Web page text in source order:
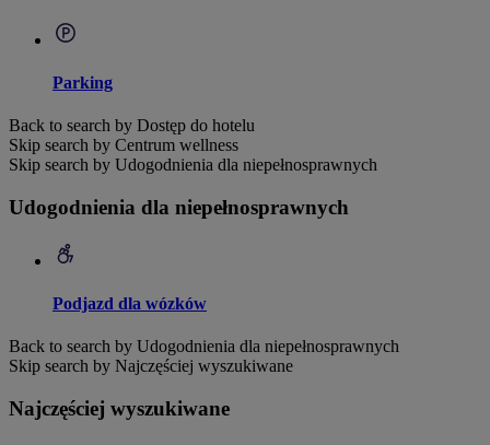
Parking
Back to search by Dostęp do hotelu
Skip search by Centrum wellness
Skip search by Udogodnienia dla niepełnosprawnych
Udogodnienia dla niepełnosprawnych
Podjazd dla wózków
Back to search by Udogodnienia dla niepełnosprawnych
Skip search by Najczęściej wyszukiwane
Najczęściej wyszukiwane